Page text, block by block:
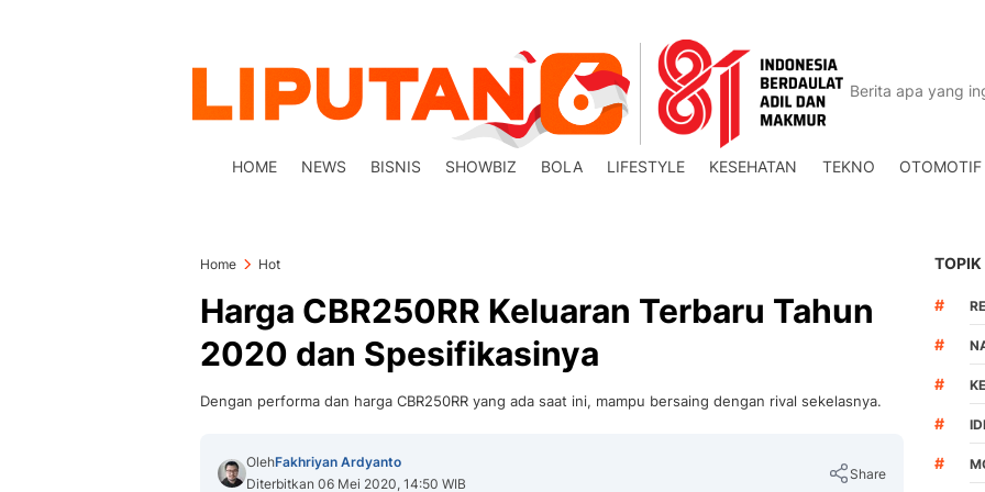
HOME NEWS BISNIS SHOWBIZ BOLA LIFESTYLE KESEHATAN TEKNO OTOMOTIF
Home Hot
Harga CBR250RR Keluaran Terbaru Tahun
2020 dan Spesifikasinya
Dengan performa dan harga CBR250RR yang ada saat ini, mampu bersaing dengan rival sekelasnya.
OlehFakhriyan Ardyanto
Diterbitkan 06 Mei 2020, 14:50 WIB
Share
TOPIK
#
#
#
#
#